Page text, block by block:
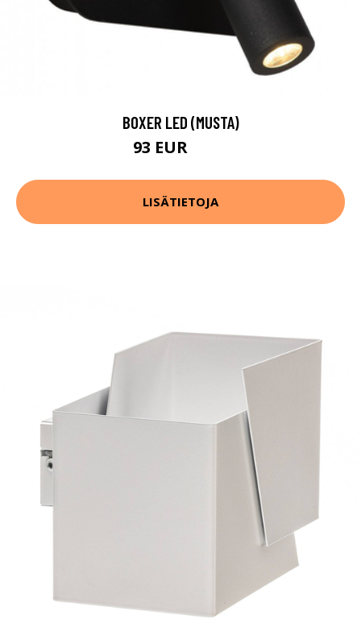
BOXER LED (MUSTA)
93 EUR
LISÄTIETOJA